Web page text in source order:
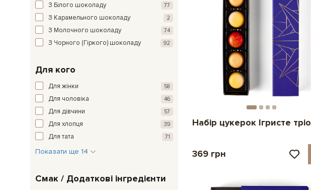
З Білого шоколаду 77
З Карамельного шоколаду 2
З Молочного шоколаду 74
З Чорного (Гіркого) шоколаду 92
Для кого
Для жінки 58
Для чоловіка 46
Для дівчини 57
Для хлопця 39
Для тата 71
Показати ще 14
Смак / Додаткові інгредієнти
Набір цукерок Ігристе тріо
369 грн